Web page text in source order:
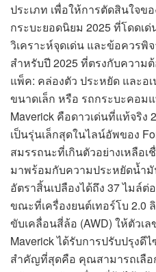
ประเภท เพื่อให้การตัดสินใจ
กระบะยอดนิยม 2025 ที่โดดเ
วิเคราะห์จุดเด่น และข้อควร
สำหรับปี 2025 ที่ตรงกับความ
แพ็ค: คล่องตัว ประหยัด และอ
ขนาดเล็ก หรือ รถกระบะคอม
Maverick คือดาวเด่นที่แท้จริง
เป็นรุ่นเล็กสุดในไลน์อัพของ
สมรรถนะที่เกินตัวอย่างเหลือเ
มาพร้อมกับความประหยัดน้ำ
อัตราสิ้นเปลืองได้ถึง 37 ไมล์
ขณะที่เครื่องยนต์เทอร์โบ 2.0
ขับเคลื่อนสี่ล้อ (AWD) ให้ตัวเ
Maverick ได้รับการปรับปรุง
สำคัญที่สุดคือ คุณสามารถเลือ